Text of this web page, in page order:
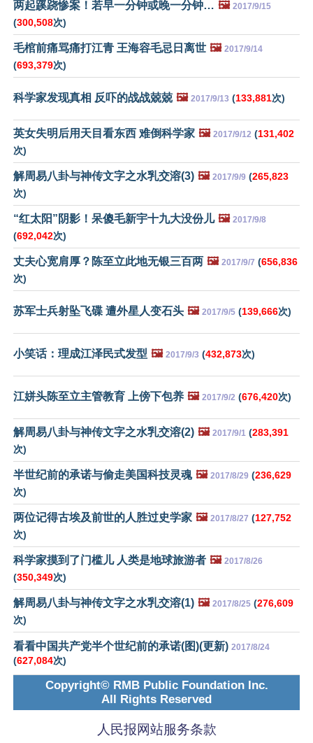
两起蹊跷惨案！若早一分钟或晚一分钟… 🖼️ 2017/9/15
(300,508次)
毛棺前痛骂痛打江青 王海容毛忌日离世 🖼️ 2017/9/14
(693,379次)
科学家发现真相 反吓的战战兢兢 🖼️ 2017/9/13 (133,881次)
英女失明后用天目看东西 难倒科学家 🖼️ 2017/9/12 (131,402
次)
解周易八卦与神传文字之水乳交溶(3) 🖼️ 2017/9/9 (265,823
次)
“红太阳”阴影！呆傻毛新宇十九大没份儿 🖼️ 2017/9/8
(692,042次)
丈夫心宽肩厚？陈至立此地无银三百两 🖼️ 2017/9/7 (656,836
次)
苏军士兵射坠飞碟 遭外星人变石头 🖼️ 2017/9/5 (139,666次)
小笑话：理成江泽民式发型 🖼️ 2017/9/3 (432,873次)
江姘头陈至立主管教育 上傍下包养 🖼️ 2017/9/2 (676,420次)
解周易八卦与神传文字之水乳交溶(2) 🖼️ 2017/9/1 (283,391
次)
半世纪前的承诺与偷走美国科技灵魂 🖼️ 2017/8/29 (236,629
次)
两位记得古埃及前世的人胜过史学家 🖼️ 2017/8/27 (127,752
次)
科学家摸到了门槛儿 人类是地球旅游者 🖼️ 2017/8/26
(350,349次)
解周易八卦与神传文字之水乳交溶(1) 🖼️ 2017/8/25 (276,609
次)
看看中国共产党半个世纪前的承诺(图)(更新) 2017/8/24
(627,084次)
Copyright© RMB Public Foundation Inc.
All Rights Reserved
人民报网站服务条款